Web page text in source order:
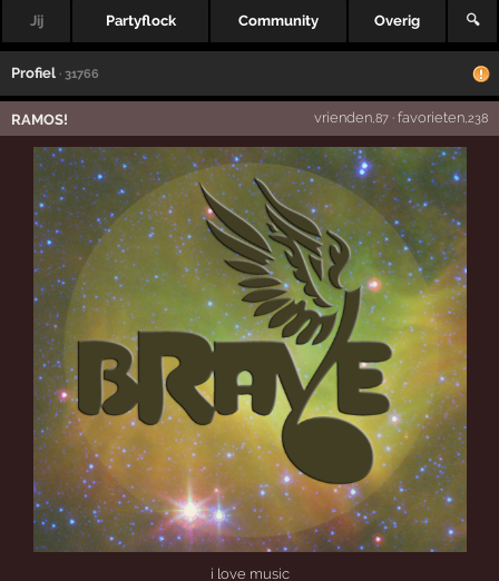
Jij Partyflock Community Overig 🔍
Profiel · 31766
RAMOS! vrienden,87· favorieten,238
i love music